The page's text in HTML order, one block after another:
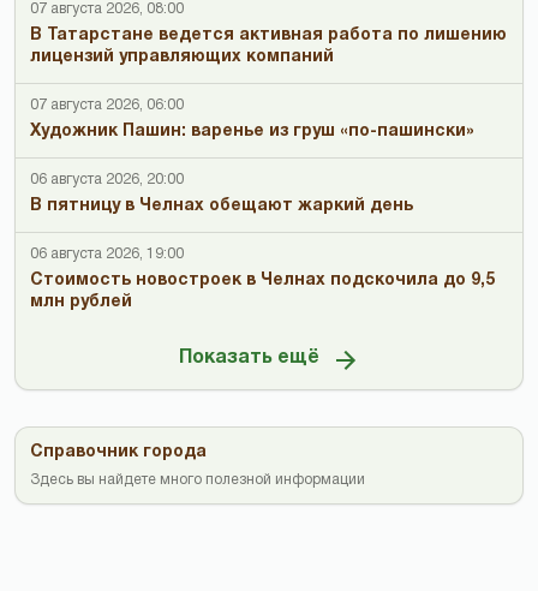
07 августа 2026, 08:00
В Татарстане ведется активная работа по лишению
лицензий управляющих компаний
07 августа 2026, 06:00
Художник Пашин: варенье из груш «по-пашински»
06 августа 2026, 20:00
В пятницу в Челнах обещают жаркий день
06 августа 2026, 19:00
Стоимость новостроек в Челнах подскочила до 9,5
млн рублей
Показать ещё
Справочник города
Здесь вы найдете много полезной информации